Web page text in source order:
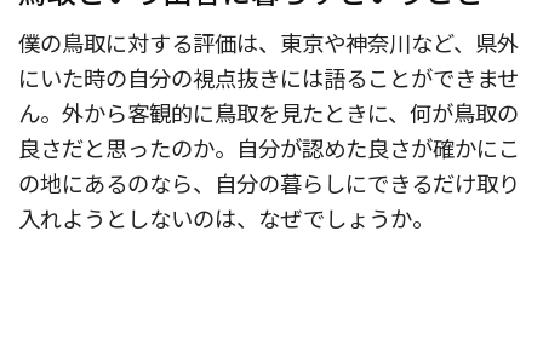
僕の鳥取に対する評価は、東京や神奈川など、県外
にいた時の自分の視点抜きには語ることができませ
ん。外から客観的に鳥取を見たときに、何が鳥取の
良さだと思ったのか。自分が認めた良さが確かにこ
の地にあるのなら、自分の暮らしにできるだけ取り
入れようとしないのは、なぜでしょうか。